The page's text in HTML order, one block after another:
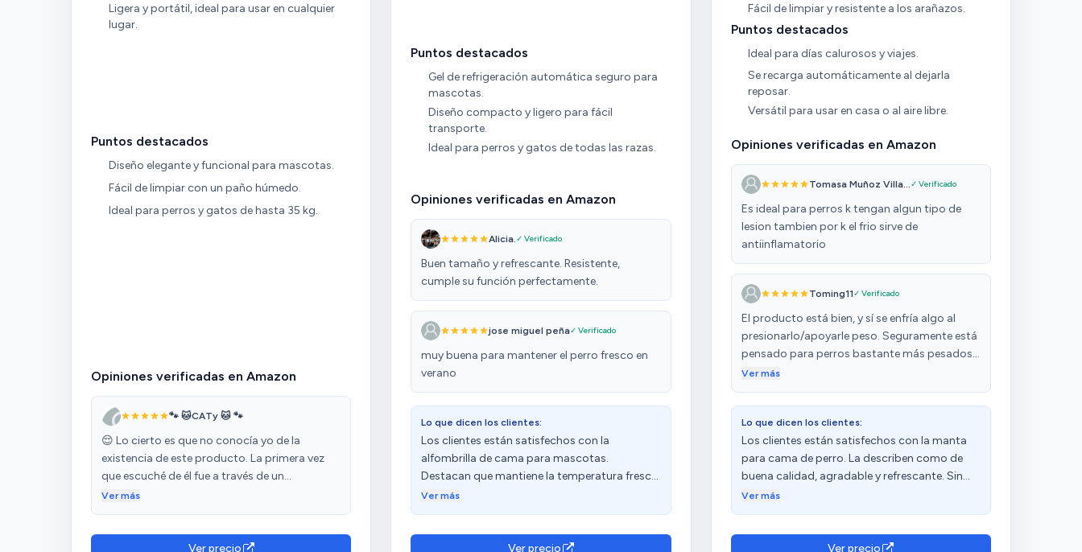
Ligera y portátil, ideal para usar en cualquier
lugar.
Puntos destacados
Diseño elegante y funcional para mascotas.
Fácil de limpiar con un paño húmedo.
Ideal para perros y gatos de hasta 35 kg.
Opiniones verificadas en Amazon
🐾 🐱CATy 🐱 🐾
😌 Lo cierto es que no conocía yo de la
existencia de este producto. La primera vez
que escuché de él fue a través de un
comentario que vi en las redes sociales
insólitos veranos de España en el que
Ver más
Ver precio
Puntos destacados
Gel de refrigeración automática seguro para
mascotas.
Diseño compacto y ligero para fácil
transporte.
Ideal para perros y gatos de todas las razas.
Opiniones verificadas en Amazon
Alicia. ✓ Verificado
Buen tamaño y refrescante. Resistente,
cumple su función perfectamente.
jose miguel peña✓ Verificado
muy buena para mantener el perro fresco en
verano
Lo que dicen los clientes:
Los clientes están satisfechos con la
alfombrilla de cama para mascotas.
Destacan que mantiene la temperatura fresca
al apoyarse sobre ella y que los perros y gatos
Además, aprecian su precio. Sin embargo,
Ver más
Ver precio
Fácil de limpiar y resistente a los arañazos.
Puntos destacados
Ideal para días calurosos y viajes.
Se recarga automáticamente al dejarla
reposar.
Versátil para usar en casa o al aire libre.
Opiniones verificadas en Amazon
Tomasa Muñoz Villa... ✓ Verificado
Es ideal para perros k tengan algun tipo de
lesion tambien por k el frio sirve de
antiinflamatorio
Toming11✓ Verificado
El producto está bien, y sí se enfría algo al
presionarlo/apoyarle peso. Seguramente está
pensado para perros bastante más pesados
que un gato mediano (mi caso), ya que sino el
que se enfríe el gel. De todas maneras, mi gata
lo usa y está más fresco que el piso en verano,
así que contento.
Ver más
Lo que dicen los clientes:
Los clientes están satisfechos con la manta
para cama de perro. La describen como de
buena calidad, agradable y refrescante. Sin
embargo, algunos mencionan que no dura
Ver más
Ver precio